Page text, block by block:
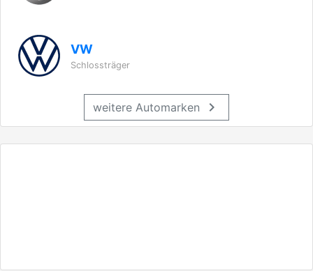
VW
Schlossträger
weitere Automarken chevron_right